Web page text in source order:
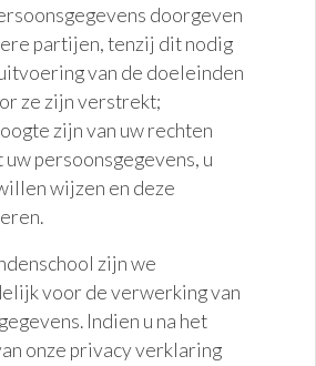
doorgeven
partijen, tenzij dit nodig
van de doeleinden
ze zijn verstrekt;
zijn van uw rechten
persoonsgegevens, u
wijzen en deze
zijn we
voor de verwerking van
Indien u na het
onze privacy verklaring